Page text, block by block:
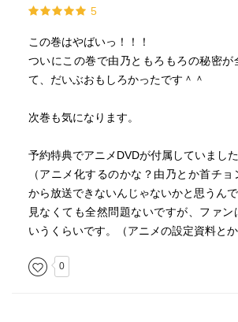
5
この巻はやばいっ！！！
ついにこの巻で由乃ともろもろの秘密が
て、だいぶおもしろかったです＾＾
次巻も気になります。
予約特典でアニメDVDが付属していました
（アニメ化するのかな？由乃とか首チ
から放送できないんじゃないかと思うんで
見なくても全然問題ないですが、ファン
いうくらいです。（アニメの設定資料とか
0